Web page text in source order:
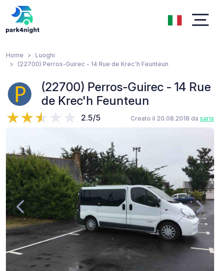
Home
Luoghi
(22700) Perros-Guirec - 14 Rue de Krec'h Feunteun
(22700) Perros-Guirec - 14 Rue
de Krec'h Feunteun
2.5/5 Creato il 20.08.2018 da saris